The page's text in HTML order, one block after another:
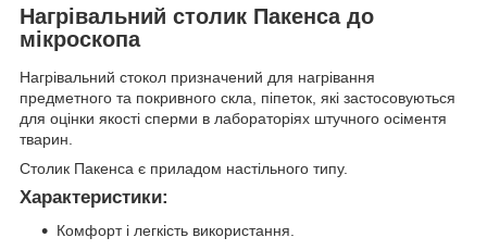
Нагрівальний столик Пакенса до
мікроскопа
Нагрівальний стокол призначений для нагрівання
предметного та покривного скла, піпеток, які застосовуються
для оцінки якості сперми в лабораторіях штучного осіментя
тварин.
Столик Пакенса є приладом настільного типу.
Характеристики:
Комфорт і легкість використання.